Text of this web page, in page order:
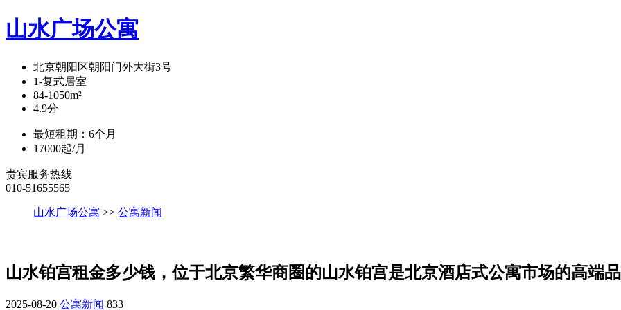
山水广场公寓
北京朝阳区朝阳门外大街3号
1-复式居室
84-1050m²
4.9分
最短租期： 6个月
17000起/月
贵宾服务热线
010-51655565
山水广场公寓 >> 公寓新闻
山水铂宫租金多少钱，位于北京繁华商圈的山水铂宫是北京酒店式公寓市场的高端
2025-08-20 公寓新闻 833